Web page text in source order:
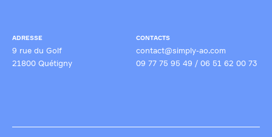
ADRESSE
9 rue du Golf
21800 Quétigny
CONTACTS
contact@simply-ao.com
09 77 75 95 49 / 06 51 62 00 73